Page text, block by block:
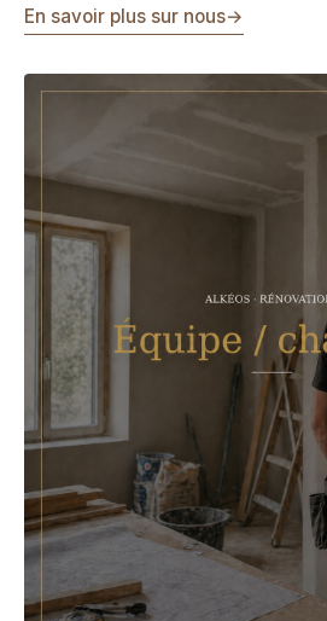
En savoir plus sur nous→